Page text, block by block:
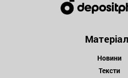
Новини
Тексти